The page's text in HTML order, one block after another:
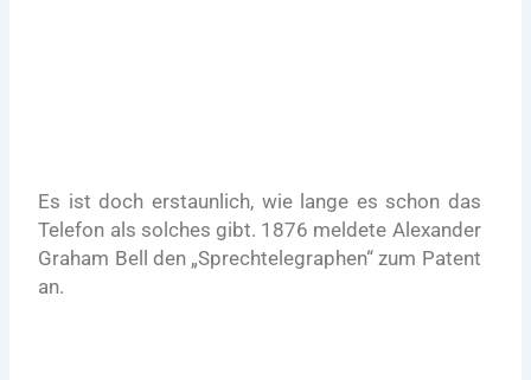
Es ist doch erstaunlich, wie lange es schon das
Telefon als solches gibt. 1876 meldete Alexander
Graham Bell den „Sprechtelegraphen“ zum Patent
an.